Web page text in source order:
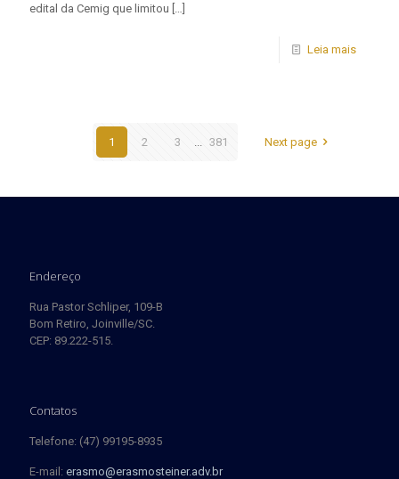
edital da Cemig que limitou […]
Leia mais
1 2 3 381 Next page
Endereço
Rua Pastor Schliper, 109-B
Bom Retiro, Joinville/SC.
CEP: 89.222-515.
Contatos
Telefone: (47) 99195-8935
E-mail: erasmo@erasmosteiner.adv.br